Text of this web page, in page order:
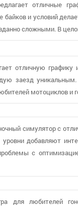
отличные
байков и условий
сложными. В
отличную
заезд
мотоциклов и
симулятор с
добавляют
с
для любителей